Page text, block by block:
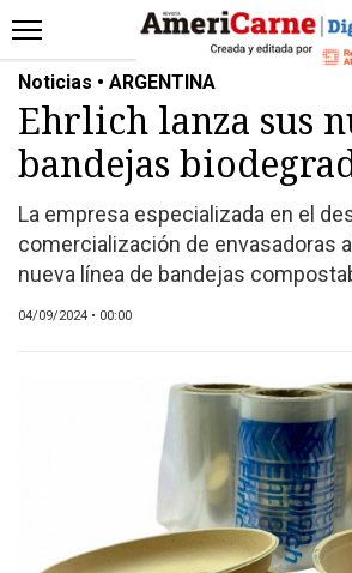
INICIO
NOTICIAS RECIENTES
NOTICIAS
PRODUCCIÓN
PROCESO
PRODUCTO
CATÁLOGO DE CORTES
DE CARNE VACUNA
EVENTOS Y
Noticias • ARGENTINA
Ehrlich lanza sus
bandejas
La empresa especializada en el
comercialización de envasadoras
nueva línea de bandejas
04/09/2024 • 00:00